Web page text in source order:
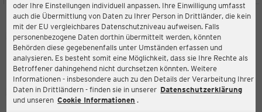
oder Ihre Einstellungen individuell anpassen. Ihre Einwilligung umfasst
auch die Übermittlung von Daten zu Ihrer Person in Drittländer, die kein
mit der EU vergleichbares Datenschutzniveau aufweisen. Falls
personenbezogene Daten dorthin übermittelt werden, könnten
Behörden diese gegebenenfalls unter Umständen erfassen und
analysieren. Es besteht somit eine Möglichkeit, dass sie Ihre Rechte als
Betroffener dahingehend nicht durchsetzen könnten. Weitere
Informationen - insbesondere auch zu den Details der Verarbeitung Ihrer
Daten in Drittländern - finden sie in unserer Datenschutzerklärung
und unseren Cookie Informationen .
Ernsting's family
Hospitalstraße 4, 01796 Pirna
Aktuell:
Geöffnet